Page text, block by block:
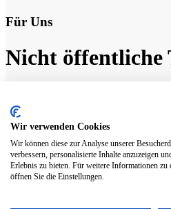
Für Uns
Nicht öffentliche
Okt.
Mitgliederversammlung
Sportheim Miesau
Alle Termine
Wir verwenden Cookies
Wir können diese zur Analyse unserer
verbessern, personalisierte Inhalte anzuzeigen
Erlebnis zu bieten. Für weitere Informationen zu
öffnen Sie die Einstellungen.